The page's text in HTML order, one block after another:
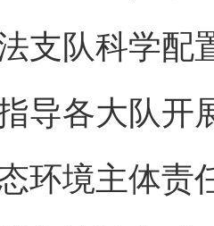
支队科学配
导各大队开
环境主体责